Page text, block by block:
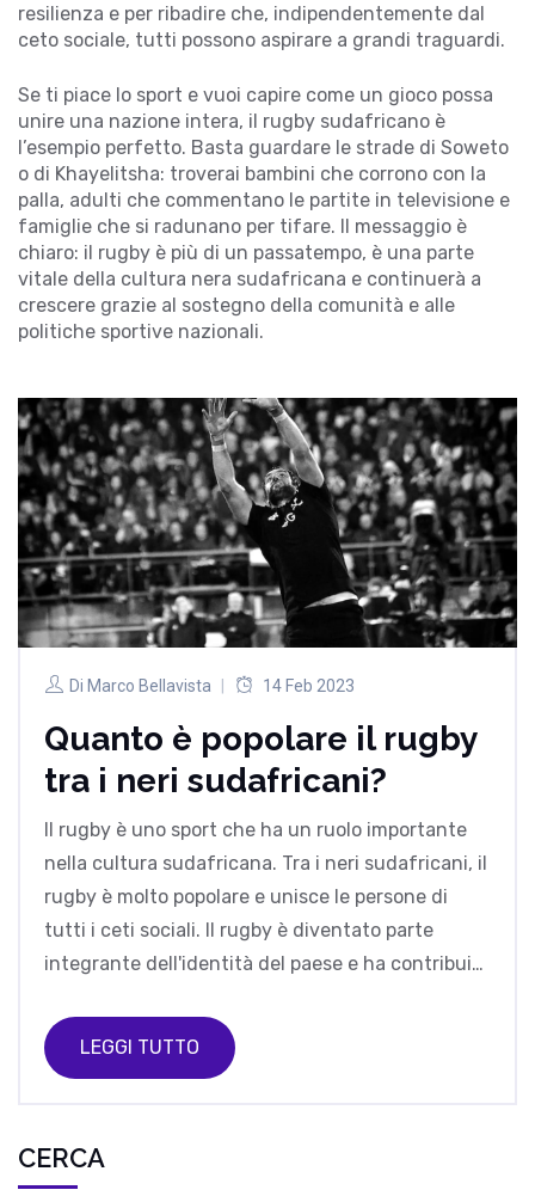
resilienza e per ribadire che, indipendentemente dal
ceto sociale, tutti possono aspirare a grandi traguardi.
Se ti piace lo sport e vuoi capire come un gioco possa
unire una nazione intera, il rugby sudafricano è
l’esempio perfetto. Basta guardare le strade di Soweto
o di Khayelitsha: troverai bambini che corrono con la
palla, adulti che commentano le partite in televisione e
famiglie che si radunano per tifare. Il messaggio è
chiaro: il rugby è più di un passatempo, è una parte
vitale della cultura nera sudafricana e continuerà a
crescere grazie al sostegno della comunità e alle
politiche sportive nazionali.
Di Marco Bellavista 14 Feb 2023
Quanto è popolare il rugby
tra i neri sudafricani?
Il rugby è uno sport che ha un ruolo importante
nella cultura sudafricana. Tra i neri sudafricani, il
rugby è molto popolare e unisce le persone di
tutti i ceti sociali. Il rugby è diventato parte
integrante dell'identità del paese e ha contribuito
neri che vivono in Sudafrica sostengono le
squadre di rugby e vedono i giocatori come eroi e
misure nazionali per promuovere lo sport tra le
LEGGI TUTTO
CERCA